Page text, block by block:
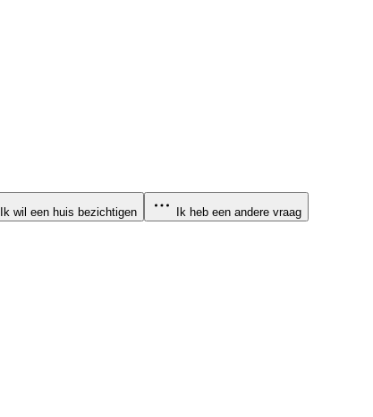
Ik wil een huis bezichtigen Ik heb een andere vraag